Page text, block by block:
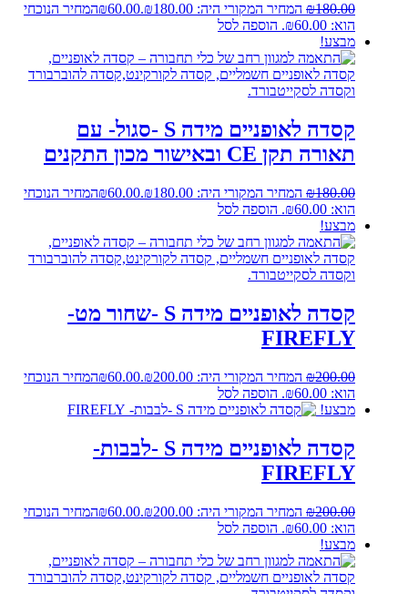
₪180.00 המחיר המקורי היה: ₪180.00. ₪60.00
המחיר הנוכחי
הוא: ₪60.00.
הוספה לסל
מבצע!
קסדה לאופניים מידה S -סגול- עם
תאורה תקן CE ובאישור מכון התקנים
₪180.00 המחיר המקורי היה: ₪180.00. ₪60.00
המחיר הנוכחי
הוא: ₪60.00.
הוספה לסל
מבצע!
קסדה לאופניים מידה S -שחור מט-
FIREFLY
₪200.00 המחיר המקורי היה: ₪200.00. ₪60.00
המחיר הנוכחי
הוא: ₪60.00.
הוספה לסל
מבצע!
קסדה לאופניים מידה S -לבבות-
FIREFLY
₪200.00 המחיר המקורי היה: ₪200.00. ₪60.00
המחיר הנוכחי
הוא: ₪60.00.
הוספה לסל
מבצע!